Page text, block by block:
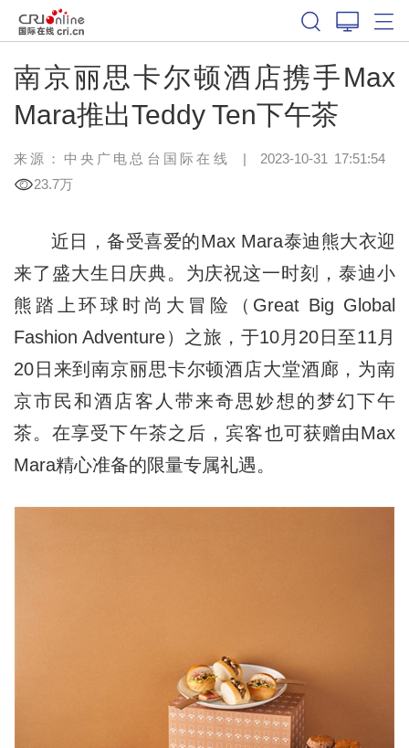
南京丽思卡尔顿酒店携手Max
Mara推出Teddy Ten下午茶
来源：中央广电总台国际在线 | 2023-10-31 17:51:54
23.7万
近日，备受喜爱的Max Mara泰迪熊大衣迎
来了盛大生日庆典。为庆祝这一时刻，泰迪小
熊踏上环球时尚大冒险（Great Big Global
Fashion Adventure）之旅，于10月20日至11月
20日来到南京丽思卡尔顿酒店大堂酒廊，为南
京市民和酒店客人带来奇思妙想的梦幻下午
茶。在享受下午茶之后，宾客也可获赠由Max
Mara精心准备的限量专属礼遇。